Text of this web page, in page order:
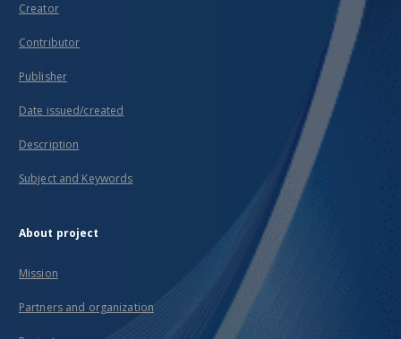
Creator
Contributor
Publisher
Date issued/created
Description
Subject and Keywords
About project
Mission
Partners and organization